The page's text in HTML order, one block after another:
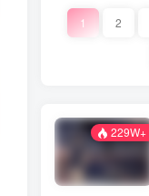
1 2
229W+